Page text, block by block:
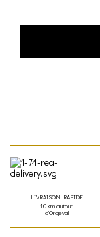
LIVRAISON RAPIDE
10 km autour
d'Orgeval